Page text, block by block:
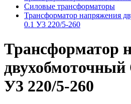
Силовые трансформаторы
Трансформатор напряжения
0.1 У3 220/5-260
Трансформатор
У3 220/5-260